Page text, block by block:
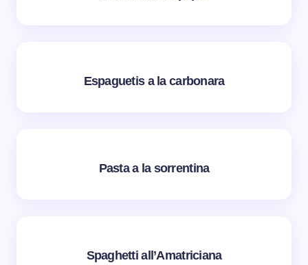
Espaguetis a la carbonara
Pasta a la sorrentina
Spaghetti all’Amatriciana